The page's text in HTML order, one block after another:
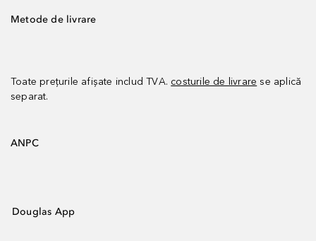
Metode de livrare
Toate prețurile afișate includ TVA. costurile de livrare se aplică
separat.
ANPC
Douglas App